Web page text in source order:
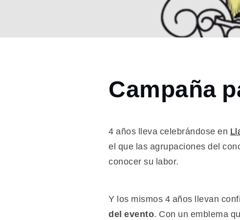
Home
2019
Campaña
encuentro
Campaña
4 años lleva celebrándose en
el que las agrupaciones del
conocer su labor.
Y los mismos 4 años llevan
del evento. Con un emblema